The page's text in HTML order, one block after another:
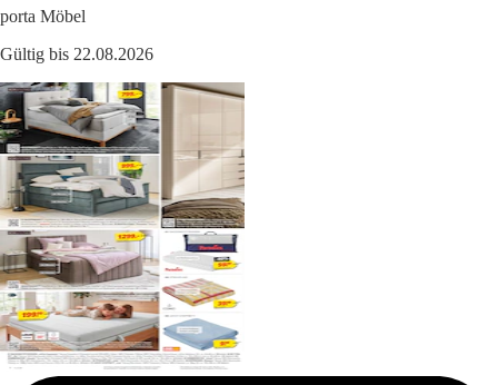
porta Möbel
Gültig bis 22.08.2026